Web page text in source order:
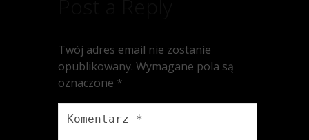
Twój adres email nie zostanie
opublikowany. Wymagane pola są
oznaczone *